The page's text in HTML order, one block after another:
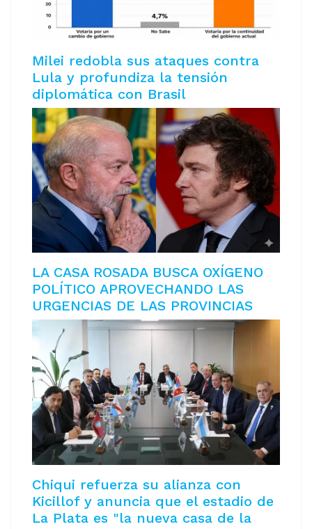
Milei redobla sus ataques contra
Lula y profundiza la tensión
diplomática con Brasil
LA CASA ROSADA BUSCA OXÍGENO
POLÍTICO APROVECHANDO LAS
URGENCIAS DE LAS PROVINCIAS
Chiqui refuerza su alianza con
Kicillof y anuncia que el estadio de
La Plata es "la nueva casa de la